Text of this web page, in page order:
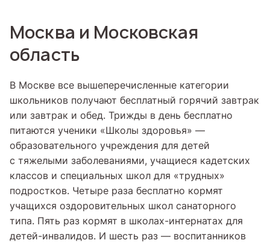
Москва и Московская
область
В Москве все вышеперечисленные категории
школьников получают бесплатный горячий завтрак
или завтрак и обед. Трижды в день бесплатно
питаются ученики «Школы здоровья» —
образовательного учреждения для детей
с тяжелыми заболеваниями, учащиеся кадетских
классов и специальных школ для «трудных»
подростков. Четыре раза бесплатно кормят
учащихся оздоровительных школ санаторного
типа. Пять раз кормят в школах-интернатах для
детей-инвалидов. И шесть раз — воспитанников